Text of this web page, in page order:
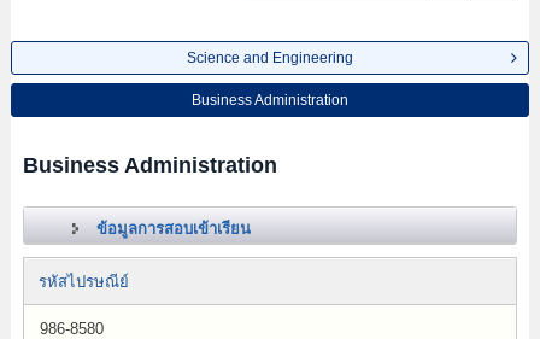
Science and Engineering
Business Administration
Business Administration
ข้อมูลการสอบเข้าเรียน
รหัสไปรษณีย์
986-8580